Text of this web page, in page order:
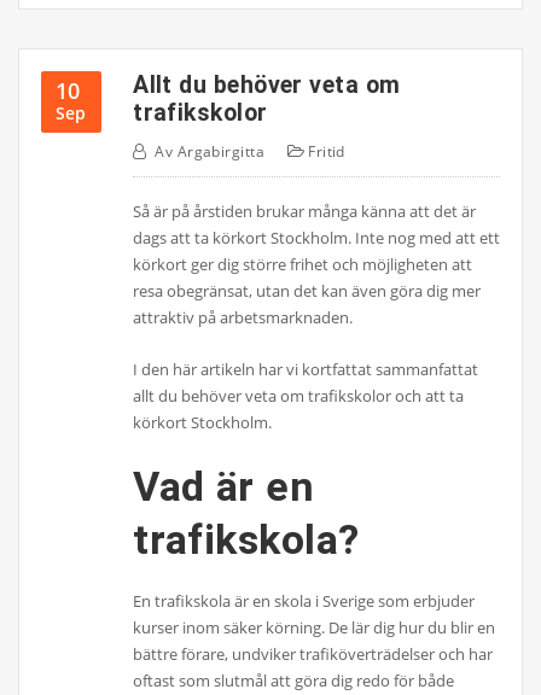
10
Sep
Allt du behöver veta om
trafikskolor
Av Argabirgitta Fritid
Så är på årstiden brukar många känna att det är
dags att ta körkort Stockholm. Inte nog med att ett
körkort ger dig större frihet och möjligheten att
resa obegränsat, utan det kan även göra dig mer
attraktiv på arbetsmarknaden.
I den här artikeln har vi kortfattat sammanfattat
allt du behöver veta om trafikskolor och att ta
körkort Stockholm.
Vad är en
trafikskola?
En trafikskola är en skola i Sverige som erbjuder
kurser inom säker körning. De lär dig hur du blir en
bättre förare, undviker trafiköverträdelser och har
oftast som slutmål att göra dig redo för både